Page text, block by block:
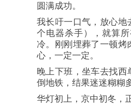
圆满成功。
我长吁一口气，放心地
个电器杀手），就算
冷。刚刚埋葬了一顿烤
心，一定一定。
晚上下班，坐车去找
倒地铁，结果迷迷糊糊
华灯初上，京中初冬，